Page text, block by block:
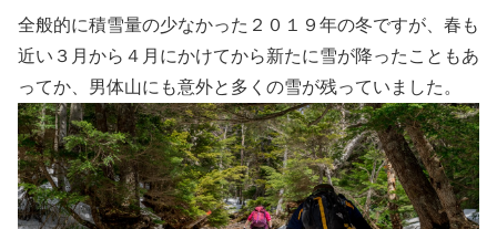
全般的に積雪量の少なかった２０１９年の冬ですが、春も
近い３月から４月にかけてから新たに雪が降ったこともあ
ってか、男体山にも意外と多くの雪が残っていました。